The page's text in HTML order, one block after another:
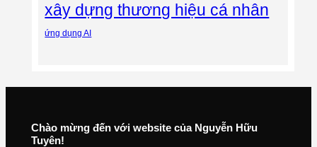
xây dựng thương hiệu cá nhân
ứng dụng AI
Chào mừng đến với website của Nguyễn Hữu
Tuyên!